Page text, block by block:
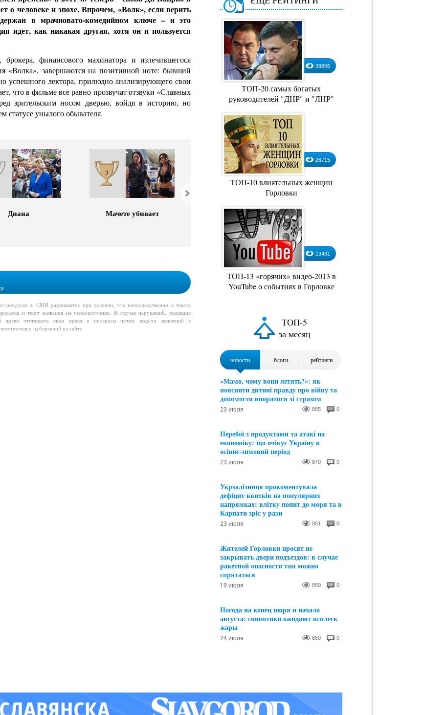
о человеке и эпохе. Впрочем, «Волк», если верить
в мрачновато-комедийном ключе – и это
идет, как никакая другая, хотя он и пользуется
финансового махинатора и излечившегося
«Волка», завершаются на позитивной ноте: бывший
успешного лектора, прилюдно анализирующего свои
что в фильме все равно прозвучат отзвуки «Славных
зрительским носом дверью, войдя в историю, но
статусе унылого обывателя.
Диана
3
Мачете убивает Двойник
ресурсах и СМИ разрешается при условии, что непосредственно в тексте
и текст названия на первоисточник. В случае нарушений, редакция
право отстаивать свои права и интересы путем подачи заявлений в
публикаций на сайте.
38866
ТОП-20 самых богатых
руководителей "ДНР" и "ЛНР"
26715
ТОП-10 влиятельных женщин
Горловки
13481
ТОП-13 «горячих» видео-2013 в
YouTube о событиях в Горловке
ТОП-5
за месяц
новости блоги рейтинги
«Мамо, чому вони летять?»: як
пояснити дитині правду про війну та
допомогти впоратися зі страхом
23 июля 885 0
Перебої з продуктами та атакі на
економіку: що очікує Україну в
осіннє-зимовий період
23 июля 870 0
Укрзалізниця прокоментувала
дефіцит квитків на популярних
напрямках: влітку попит до моря та в
Карпати зріс у рази
23 июля 861 0
Жителей Горловки просят не
закрывать двери подъездов: в случае
ракетной опасности там можно
спрятаться
19 июля 850 0
Погода на конец июря и начало
августа: синоптики ожидают всплеск
жары
24 июля 850 0